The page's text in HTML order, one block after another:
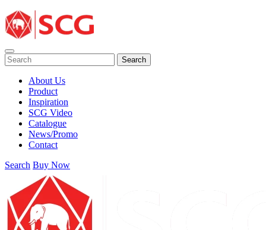
Search
About Us
Product
Inspiration
SCG Video
Catalogue
News/Promo
Contact
Search Buy Now